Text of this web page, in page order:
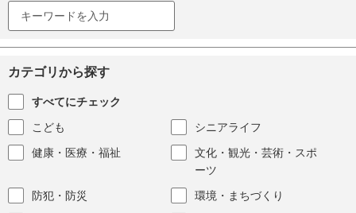
カテゴリから探す
すべてにチェック
こども
シニアライフ
健康・医療・福祉
文化・観光・芸術・スポ
ーツ
防犯・防災
環境・まちづくり